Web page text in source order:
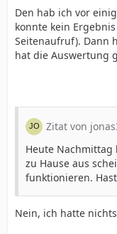
Den hab ich vor
konnte kein
Seitenaufruf). Dann
hat die Auswertung
Zitat von
Heute Nachmittag
zu Hause aus
funktionieren.
Nein, ich hatte